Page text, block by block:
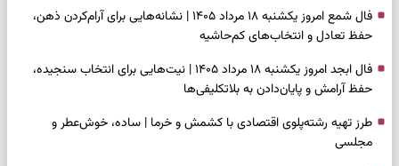
فال شمع امروز یکشنبه ۱۸ مرداد ۱۴۰۵ | نشانه‌هایی برای آرام‌کردن ذهن،
حفظ تعادل و انتخاب‌های کم‌حاشیه
فال ابجد امروز یکشنبه ۱۸ مرداد ۱۴۰۵ | نیت‌هایی برای انتخاب سنجیده،
حفظ آرامش و پایان‌دادن به بلاتکلیفی‌ها
طرز تهیه رشته‌پلوی اقتصادی با کشمش و خرما | ساده، خوش‌عطر و
مجلسی